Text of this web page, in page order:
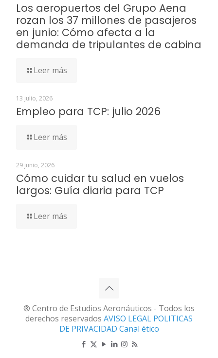
Los aeropuertos del Grupo Aena
rozan los 37 millones de pasajeros
en junio: Cómo afecta a la
demanda de tripulantes de cabina
Leer más
13 julio, 2026
Empleo para TCP: julio 2026
Leer más
29 junio, 2026
Cómo cuidar tu salud en vuelos
largos: Guía diaria para TCP
Leer más
® Centro de Estudios Aeronáuticos - Todos los
derechos reservados AVISO LEGAL POLITICAS
DE PRIVACIDAD Canal ético